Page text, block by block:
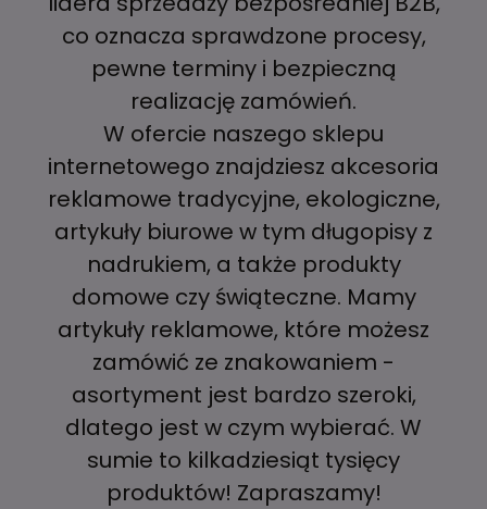
co oznacza sprawdzone procesy,
pewne terminy i bezpieczną
realizację zamówień.
W ofercie naszego sklepu
internetowego znajdziesz akcesoria
reklamowe tradycyjne, ekologiczne,
artykuły biurowe w tym długopisy z
nadrukiem, a także produkty
domowe czy świąteczne. Mamy
artykuły reklamowe, które możesz
zamówić ze znakowaniem -
asortyment jest bardzo szeroki,
dlatego jest w czym wybierać. W
sumie to kilkadziesiąt tysięcy
produktów! Zapraszamy!